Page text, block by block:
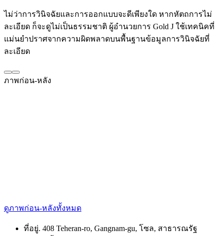
ไม่ว่าการวินิจฉัยและการออกแบบจะดีเพียงใด หากหัตถการไม่
ละเอียด ก็จะดูไม่เป็นธรรมชาติ ผู้อำนวยการ Gold J ใช้เทคนิคที่
แม่นยำปราศจากความผิดพลาดบนพื้นฐานข้อมูลการวินิจฉัยที่
ละเอียด
ภาพก่อน-หลัง
ดูภาพก่อน-หลังทั้งหมด
ที่อยู่. 408 Teheran-ro, Gangnam-gu, โซล, สาธารณรัฐ